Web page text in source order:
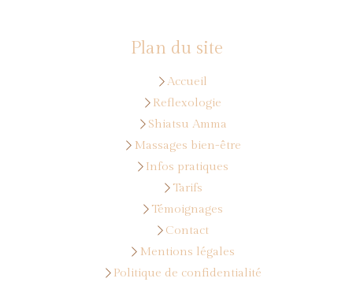
Plan du site
Accueil
Reflexologie
Shiatsu Amma
Massages bien-être
Infos pratiques
Tarifs
Témoignages
Contact
Mentions légales
Politique de confidentialité